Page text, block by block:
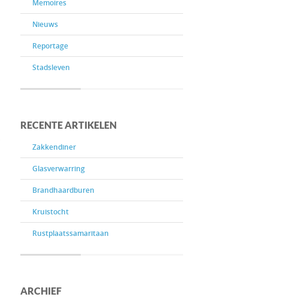
Memoires
Nieuws
Reportage
Stadsleven
RECENTE ARTIKELEN
Zakkendiner
Glasverwarring
Brandhaardburen
Kruistocht
Rustplaatssamaritaan
ARCHIEF